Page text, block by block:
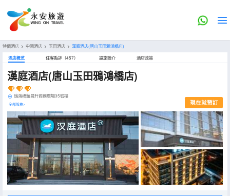
特價酒店 > 中國酒店 > 玉田酒店 > 漢庭酒店(唐山玉田鴉鴻橋店)
酒店概览 住客點評（457） 設施簡介 酒店政策
漢庭酒店(唐山玉田鴉鴻橋店)
鴉鴻橋鎮昌升商務廣場35號樓
全部設施> 現在就預訂